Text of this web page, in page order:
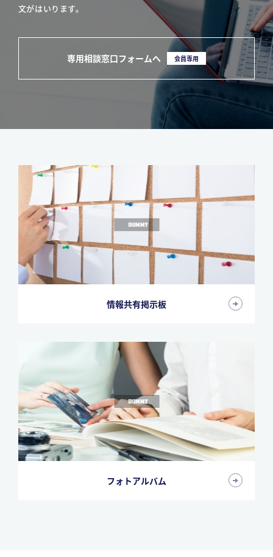
文がはいります。
専用相談窓口フォームへ 会員専用
情報共有掲示板
フォトアルバム